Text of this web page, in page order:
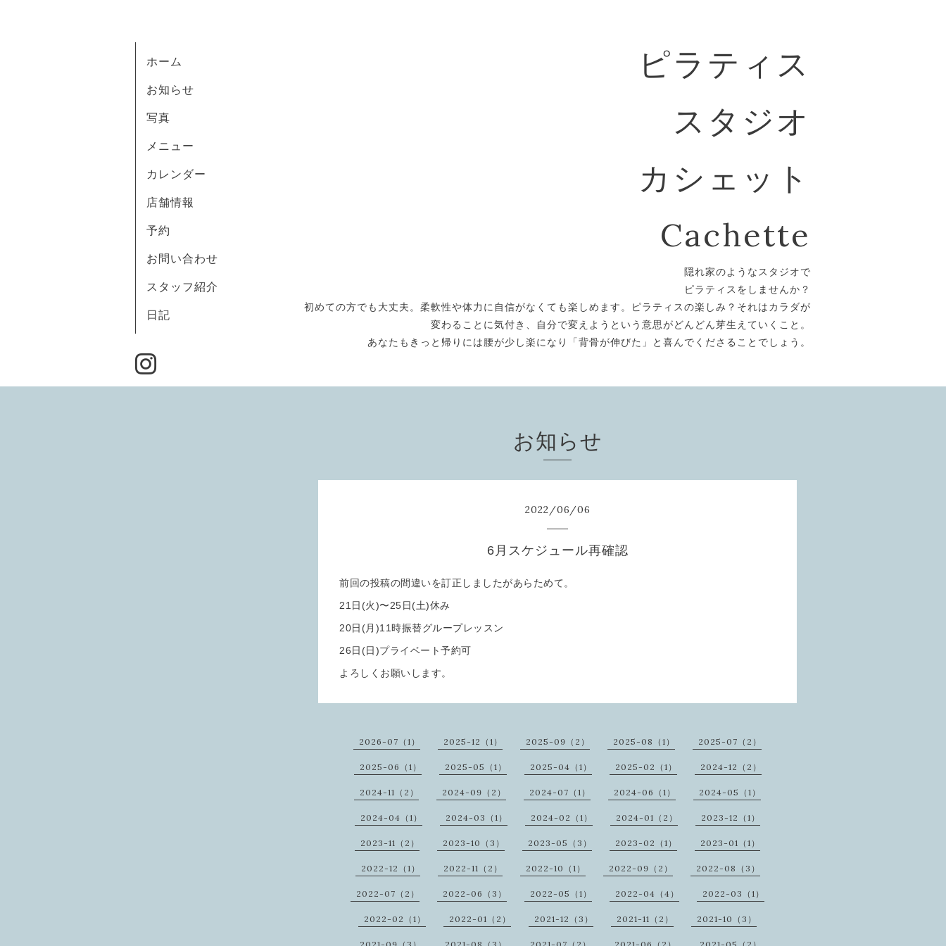
ピラティス
スタジオ
カシェット
Cachette
隠れ家のようなスタジオで
ピラティスをしませんか？
初めての方でも大丈夫。柔軟性や体力に自信がなくても楽しめます。ピラティスの楽しみ？それはカラダが
変わることに気付き、自分で変えようという意思がどんどん芽生えていくこと。
あなたもきっと帰りには腰が少し楽になり「背骨が伸びた」と喜んでくださることでしょう。
ホーム
お知らせ
写真
メニュー
カレンダー
店舗情報
予約
お問い合わせ
スタッフ紹介
日記
お知らせ
2022/06/06
6月スケジュール再確認
前回の投稿の間違いを訂正しましたがあらためて。
21日(火)〜25日(土)休み
20日(月)11時振替グループレッスン
26日(日)プライベート予約可
よろしくお願いします。
2026-07（1） 2025-12（1） 2025-09（2） 2025-08（1） 2025-07（2）
2025-06（1） 2025-05（1） 2025-04（1） 2025-02（1） 2024-12（2）
2024-11（2） 2024-09（2） 2024-07（1） 2024-06（1） 2024-05（1）
2024-04（1） 2024-03（1） 2024-02（1） 2024-01（2） 2023-12（1）
2023-11（2） 2023-10（3） 2023-05（3） 2023-02（1） 2023-01（1）
2022-12（1） 2022-11（2） 2022-10（1） 2022-09（2） 2022-08（3）
2022-07（2） 2022-06（3） 2022-05（1） 2022-04（4） 2022-03（1）
2022-02（1） 2022-01（2） 2021-12（3） 2021-11（2） 2021-10（3）